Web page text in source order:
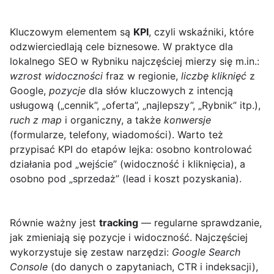
Kluczowym elementem są KPI, czyli wskaźniki, które
odzwierciedlają cele biznesowe. W praktyce dla
lokalnego SEO w Rybniku najczęściej mierzy się m.in.:
wzrost widoczności fraz w regionie, liczbę kliknięć z
Google, pozycje dla słów kluczowych z intencją
usługową („cennik”, „oferta”, „najlepszy”, „Rybnik” itp.),
ruch z map i organiczny, a także konwersje
(formularze, telefony, wiadomości). Warto też
przypisać KPI do etapów lejka: osobno kontrolować
działania pod „wejście” (widoczność i kliknięcia), a
osobno pod „sprzedaż” (lead i koszt pozyskania).
Równie ważny jest tracking — regularne sprawdzanie,
jak zmieniają się pozycje i widoczność. Najczęściej
wykorzystuje się zestaw narzędzi: Google Search
Console (do danych o zapytaniach, CTR i indeksacji),